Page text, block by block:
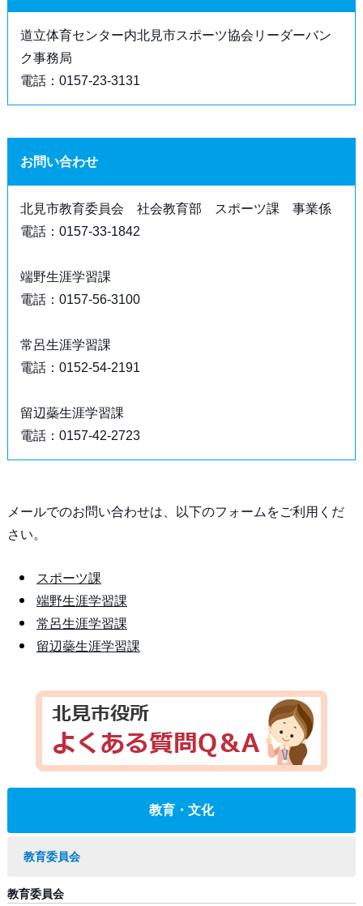
道立体育センター内北見市スポーツ協会リーダーバン
ク事務局
電話：0157-23-3131
お問い合わせ
北見市教育委員会 社会教育部 スポーツ課 事業係
電話：0157-33-1842
端野生涯学習課
電話：0157-56-3100
常呂生涯学習課
電話：0152-54-2191
留辺蘂生涯学習課
電話：0157-42-2723
メールでのお問い合わせは、以下のフォームをご利用くだ
さい。
スポーツ課
端野生涯学習課
常呂生涯学習課
留辺蘂生涯学習課
教育・文化
教育委員会
教育委員会